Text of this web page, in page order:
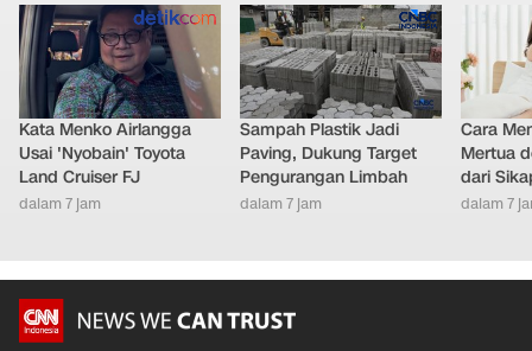
Kata Menko Airlangga
Usai 'Nyobain' Toyota
Land Cruiser FJ
dalam 7 jam
Sampah Plastik Jadi
Paving, Dukung Target
Pengurangan Limbah
dalam 7 jam
Cara
Mertua
dari
dalam 7